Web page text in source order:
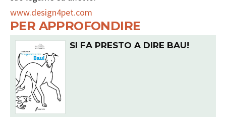
www.design4pet.com
PER APPROFONDIRE
SI FA PRESTO A DIRE BAU!